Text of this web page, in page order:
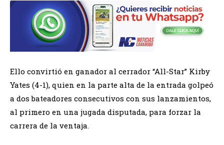
Ello convirtió en ganador al cerrador “All-Star” Kirby
Yates (4-1), quien en la parte alta de la entrada golpeó
a dos bateadores consecutivos con sus lanzamientos,
al primero en una jugada disputada, para forzar la
carrera de la ventaja.